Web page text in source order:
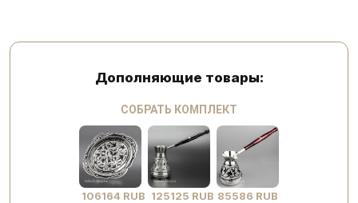
Дополняющие товары:
СОБРАТЬ КОМПЛЕКТ
106164 RUB 125125 RUB 85586 RUB